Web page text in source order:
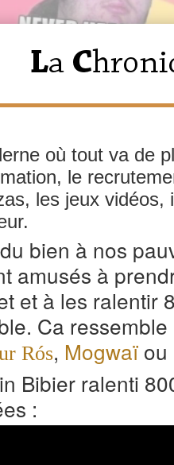
où tout va de
le
les jeux
bien à nos
amusés à
et à les ralentir
Ca
Rós, Mogwaï ou
Bibier ralenti
: